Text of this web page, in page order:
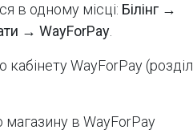
в одному місці: Білінг →
→ WayForPay
WayForPay (розділ
магазину в WayForPay